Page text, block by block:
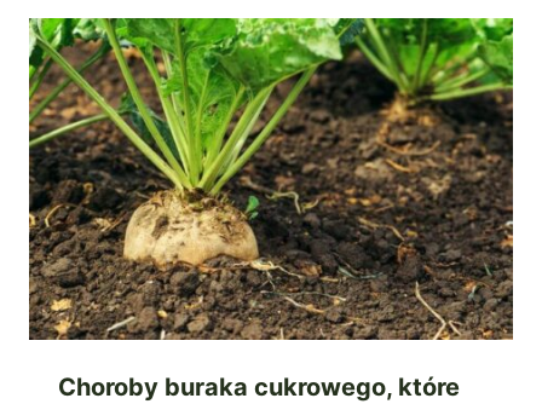
Choroby buraka cukrowego, które